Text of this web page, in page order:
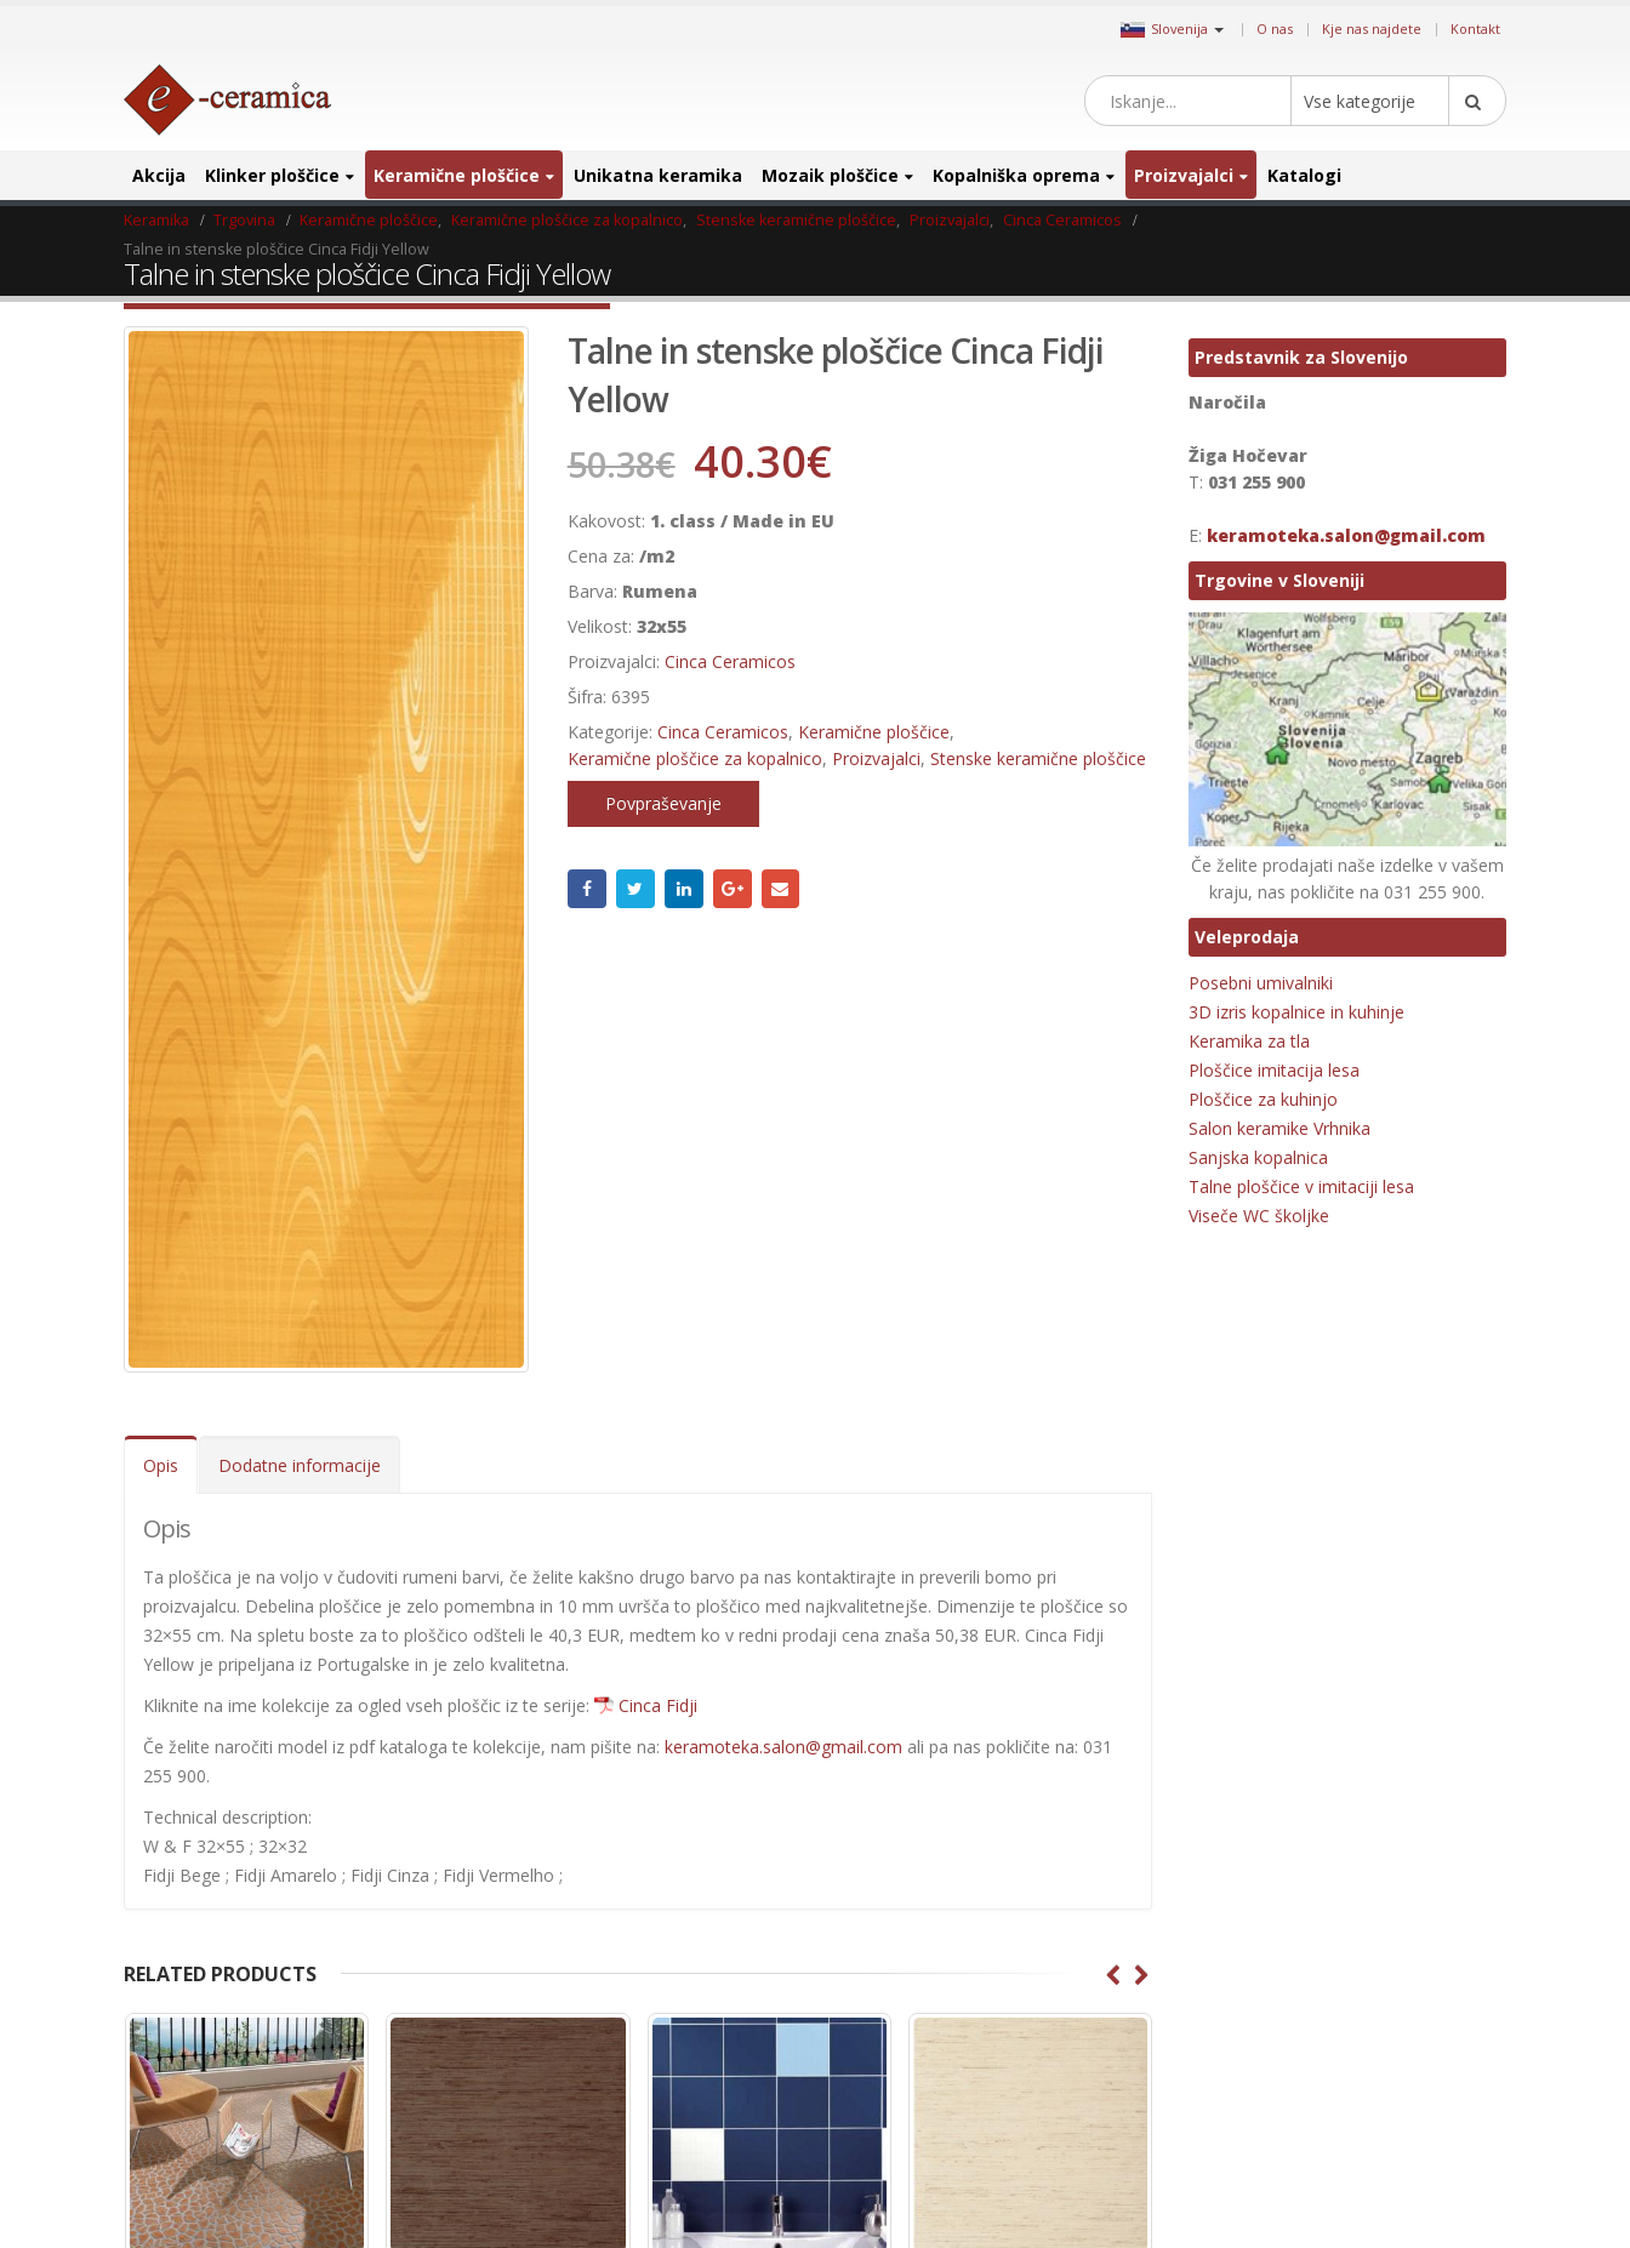
Slovenija | O nas Kje nas najdete Kontakt
Vse kategorije
Akcija Klinker ploščice Keramične ploščice Unikatna keramika Mozaik ploščice Kopalniška oprema Proizvajalci Katalogi
Keramika Trgovina Keramične ploščice, Keramične ploščice za kopalnico, Stenske keramične ploščice, Proizvajalci, Cinca Ceramicos
Talne in stenske ploščice Cinca Fidji Yellow
Talne in stenske ploščice Cinca Fidji Yellow
Talne in stenske ploščice Cinca Fidji
Yellow
50.38€ 40.30€
Kakovost: 1. class / Made in EU
Cena za: /m2
Barva: Rumena
Velikost: 32x55
Proizvajalci: Cinca Ceramicos
Šifra: 6395
Kategorije: Cinca Ceramicos, Keramične ploščice,
Keramične ploščice za kopalnico, Proizvajalci, Stenske keramične ploščice
Povpraševanje
Opis Dodatne informacije
Opis
Ta ploščica je na voljo v čudoviti rumeni barvi, če želite kakšno drugo barvo pa nas kontaktirajte in preverili bomo pri
proizvajalcu. Debelina ploščice je zelo pomembna in 10 mm uvršča to ploščico med najkvalitetnejše. Dimenzije te ploščice so
32×55 cm. Na spletu boste za to ploščico odšteli le 40,3 EUR, medtem ko v redni prodaji cena znaša 50,38 EUR. Cinca Fidji
Yellow je pripeljana iz Portugalske in je zelo kvalitetna.
Kliknite na ime kolekcije za ogled vseh ploščic iz te serije:
Cinca Fidji
Če želite naročiti model iz pdf kataloga te kolekcije, nam pišite na: keramoteka.salon@gmail.com ali pa nas pokličite na: 031
255 900.
Technical description:
W & F 32×55 ; 32×32
Fidji Bege ; Fidji Amarelo ; Fidji Cinza ; Fidji Vermelho ;
RELATED PRODUCTS
Predstavnik za Slovenijo
Naročila
Žiga Hočevar
T: 031 255 900
E: keramoteka.salon@gmail.com
Trgovine v Sloveniji
Če želite prodajati naše izdelke v vašem
kraju, nas pokličite na 031 255 900.
Veleprodaja
Posebni umivalniki
3D izris kopalnice in kuhinje
Keramika za tla
Ploščice imitacija lesa
Ploščice za kuhinjo
Salon keramike Vrhnika
Sanjska kopalnica
Talne ploščice v imitaciji lesa
Viseče WC školjke